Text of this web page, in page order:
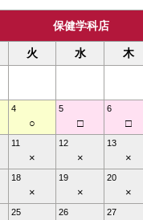
保健学科店
火 水 木
4
○
5
□
6
□
11
×
12
×
13
×
18
×
19
×
20
×
25 26 27